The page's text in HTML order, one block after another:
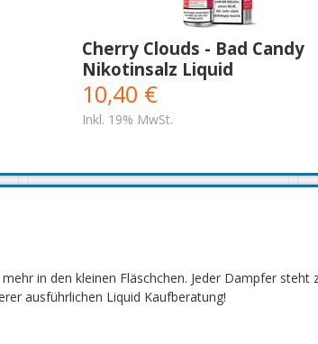
Cherry Clouds - Bad Candy
Nikotinsalz Liquid
10,40 €
Inkl. 19% MwSt.
in den kleinen Fläschchen. Jeder Dampfer
ausführlichen Liquid Kaufberatung!